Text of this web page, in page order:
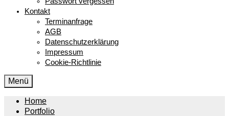
Kontakt
Terminanfrage
AGB
Datenschutzerklärung
Impressum
Cookie-Richtlinie
Menü
Home
Portfolio